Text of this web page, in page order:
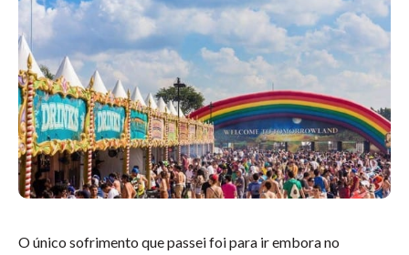
O único sofrimento que passei foi para ir embora no